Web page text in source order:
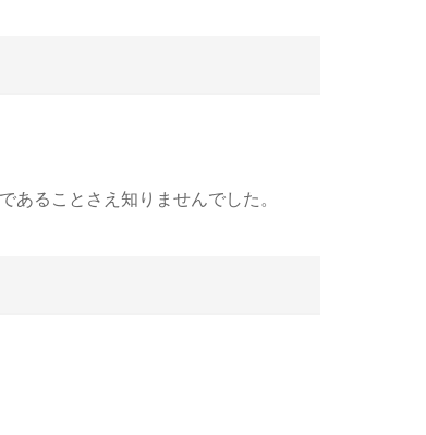
あることさえ知りませんでした。